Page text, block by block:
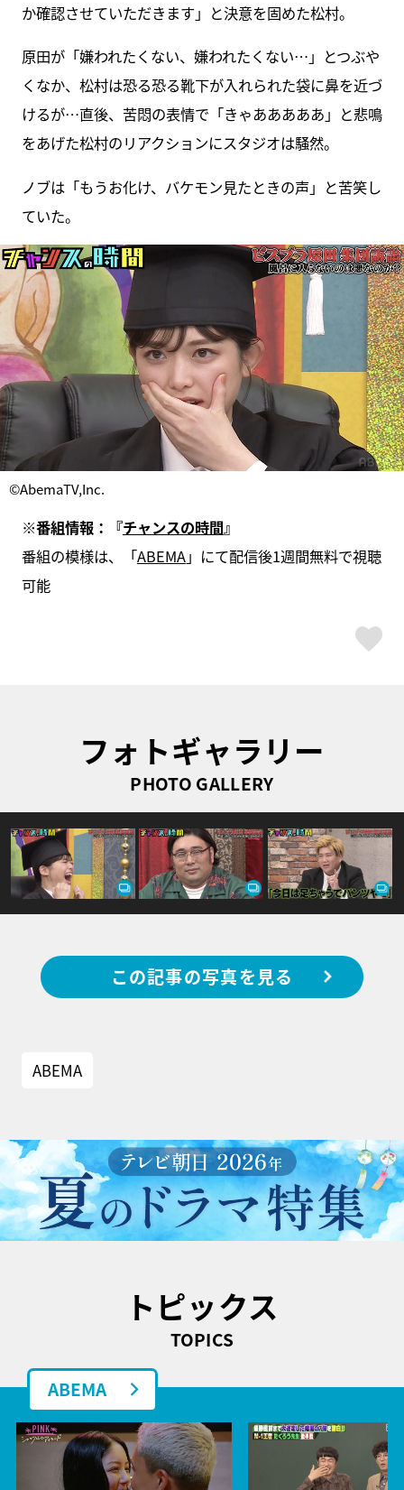
か確認させていただきます」と決意を固めた松村。
原田が「嫌われたくない、嫌われたくない…」とつぶや
くなか、松村は恐る恐る靴下が入れられた袋に鼻を近づ
けるが…直後、苦悶の表情で「きゃあああああ」と悲鳴
をあげた松村のリアクションにスタジオは騒然。
ノブは「もうお化け、バケモン見たときの声」と苦笑し
ていた。
©AbemaTV,Inc.
※番組情報：『チャンスの時間』
番組の模様は、「ABEMA」にて配信後1週間無料で視聴
可能
フォトギャラリー
PHOTO GALLERY
この記事の写真を見る
ABEMA
トピックス
TOPICS
ABEMA